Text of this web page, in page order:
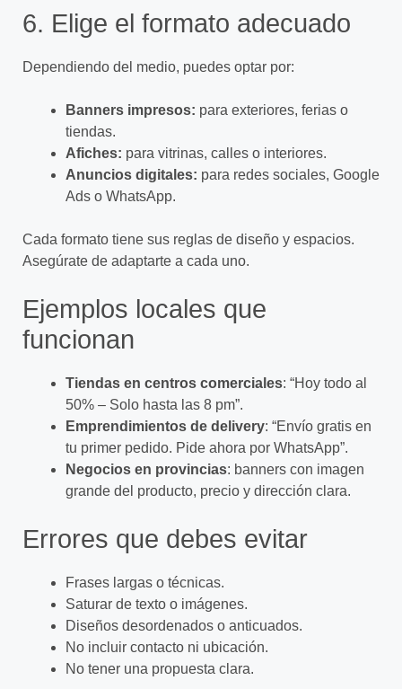
6. Elige el formato adecuado
Dependiendo del medio, puedes optar por:
Banners impresos: para exteriores, ferias o
tiendas.
Afiches: para vitrinas, calles o interiores.
Anuncios digitales: para redes sociales, Google
Ads o WhatsApp.
Cada formato tiene sus reglas de diseño y espacios.
Asegúrate de adaptarte a cada uno.
Ejemplos locales que
funcionan
Tiendas en centros comerciales: “Hoy todo al
50% – Solo hasta las 8 pm”.
Emprendimientos de delivery: “Envío gratis en
tu primer pedido. Pide ahora por WhatsApp”.
Negocios en provincias: banners con imagen
grande del producto, precio y dirección clara.
Errores que debes evitar
Frases largas o técnicas.
Saturar de texto o imágenes.
Diseños desordenados o anticuados.
No incluir contacto ni ubicación.
No tener una propuesta clara.